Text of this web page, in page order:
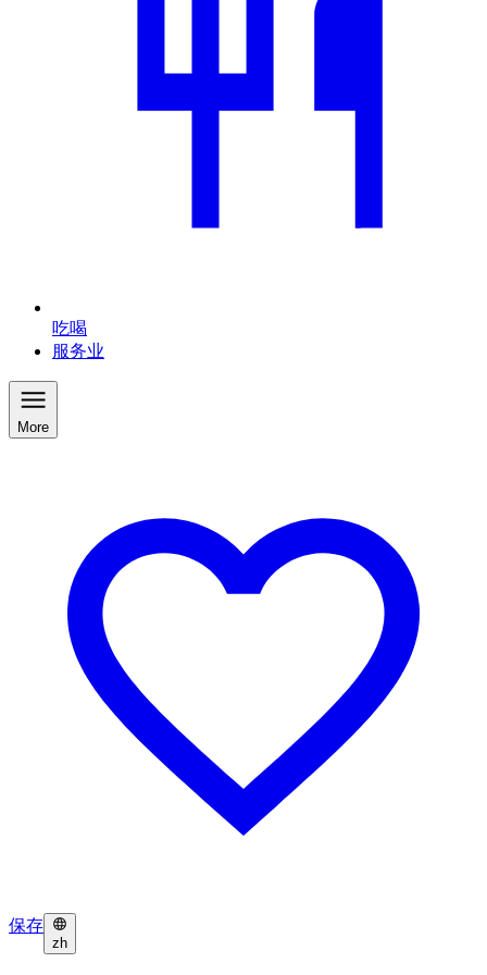
吃喝
服务业
More
保存
zh